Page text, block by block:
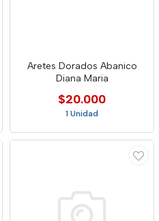
Aretes Dorados Abanico
Diana Maria
$20.000
1 Unidad